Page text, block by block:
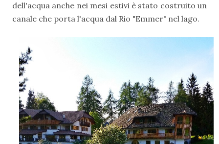
dell'acqua anche nei mesi estivi è stato costruito un
canale che porta l'acqua dal Rio "Emmer" nel lago.